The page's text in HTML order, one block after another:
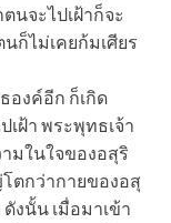
นจะไปเฝ้าก็จะ
ก็ไม่เคยก้มเศียร
องค์อีก ก็เกิด
เฝ้า พระพุทธเจ้า
มในใจของอสุริ
ตกว่ากายของอสุ
งนั้น เมื่อมาเข้า